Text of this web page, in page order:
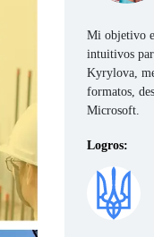
Mi objetivo
intuitivos
Kyrylova,
formatos,
Microsoft.
Logros: